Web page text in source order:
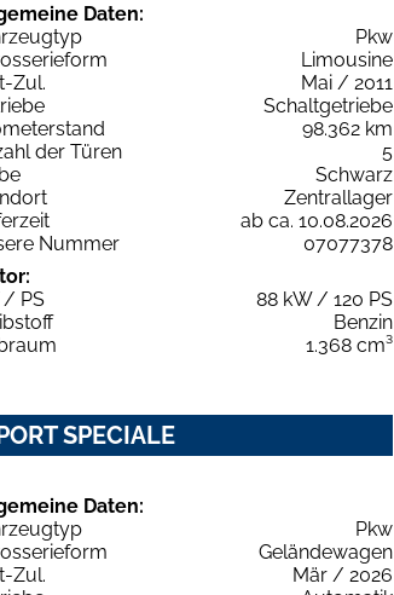
Daten:
Pkw
Limousine
Zul.
Mai / 2011
Schaltgetriebe
98.362 km
der Türen
5
Schwarz
Zentrallager
ab ca. 10.08.2026
Nummer
07077378
/ PS
88 kW / 120 PS
Benzin
1.368 cm³
SPECIALE
Daten:
Pkw
Geländewagen
Zul.
Mär / 2026